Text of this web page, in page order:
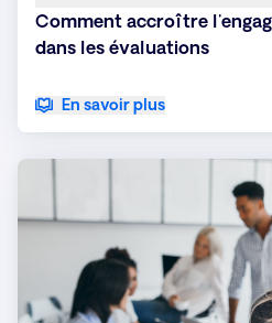
Comment accroître
dans les évaluations
En savoir plus